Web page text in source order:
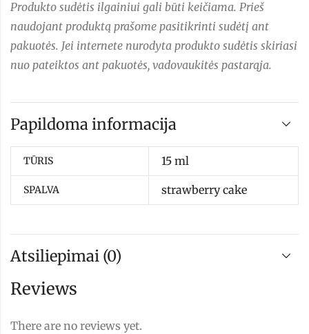
Produkto sudėtis ilgainiui gali būti keičiama. Prieš
naudojant produktą prašome pasitikrinti sudėtį ant
pakuotės. Jei internete nurodyta produkto sudėtis skiriasi
nuo pateiktos ant pakuotės, vadovaukitės pastarąja.
Papildoma informacija
TŪRIS 15 ml
SPALVA strawberry cake
Atsiliepimai (0)
Reviews
There are no reviews yet.